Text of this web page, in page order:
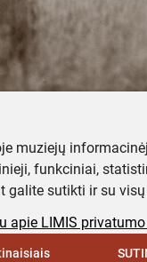
muziejų
funkciniai,
galite sutikti ir su
apie LIMIS